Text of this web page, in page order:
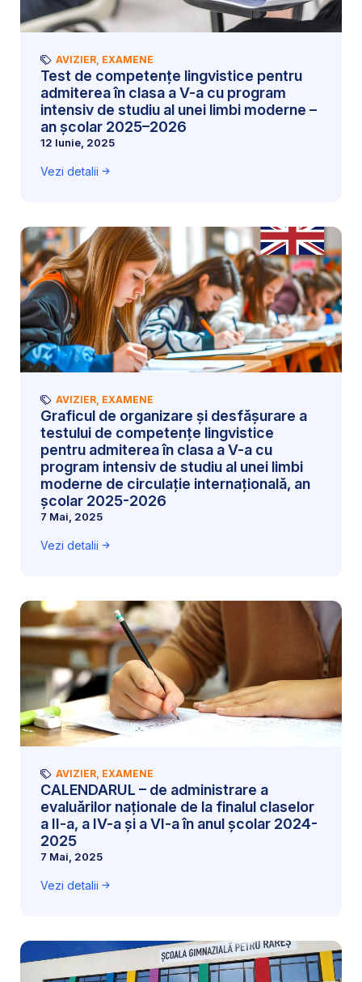
AVIZIER, EXAMENE
Test de competențe lingvistice pentru
admiterea în clasa a V-a cu program
intensiv de studiu al unei limbi moderne –
an școlar 2025–2026
12 Iunie, 2025
Vezi detalii
AVIZIER, EXAMENE
Graficul de organizare și desfășurare a
testului de competențe lingvistice
pentru admiterea în clasa a V-a cu
program intensiv de studiu al unei limbi
moderne de circulație internațională, an
școlar 2025-2026
7 Mai, 2025
Vezi detalii
AVIZIER, EXAMENE
CALENDARUL – de administrare a
evaluărilor naționale de la finalul claselor
a II-a, a IV-a și a VI-a în anul școlar 2024-
2025
7 Mai, 2025
Vezi detalii